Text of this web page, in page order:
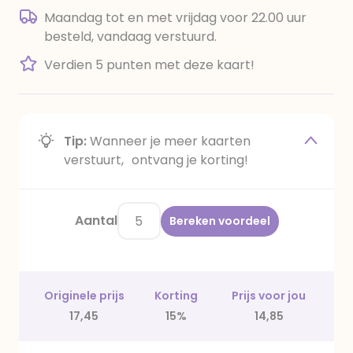
Maandag tot en met vrijdag voor 22.00 uur
besteld, vandaag verstuurd.
Verdien 5 punten met deze kaart!
Tip:Wanneer je meer kaarten
verstuurt, ontvang je korting!
Aantal Bereken voordeel
Originele prijs Korting
Prijs voor jou
17,45
15% 14,85